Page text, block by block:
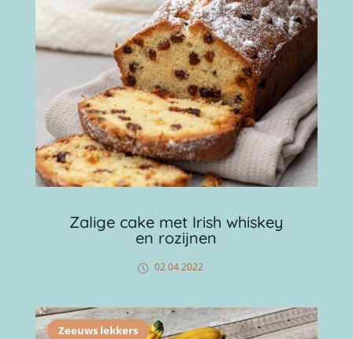
Zalige cake met Irish whiskey
en rozijnen
02 04 2022
Zeeuws lekkers